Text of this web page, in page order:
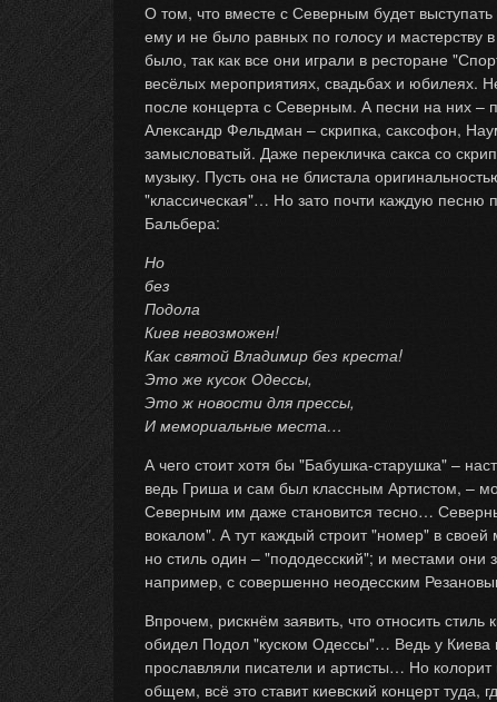
О том, что вместе с Северным будет
ему и не было равных по голосу и мастерству
было, так как все они играли в ресторане
весёлых мероприятиях, свадьбах и юбилеях.
после концерта с Северным. А песни на них –
Александр Фельдман – скрипка, саксофон,
замысловатый. Даже перекличка сакса со
музыку. Пусть она не блистала
"классическая"… Но зато почти каждую песню
Бальбера:
Но
без
Подола
Киев невозможен!
Как святой Владимир без креста!
Это же кусок Одессы,
Это ж новости для прессы,
И мемориальные места…
А чего стоит хотя бы "Бабушка-старушка" –
ведь Гриша и сам был классным Артистом, –
Северным им даже становится тесно…
вокалом". А тут каждый строит "номер" в
но стиль один – "пододесский"; и местами
например, с совершенно неодесским
Впрочем, рискнём заявить, что относить
обидел Подол "куском Одессы"… Ведь у Киева
прославляли писатели и артисты… Но
общем, всё это ставит киевский концерт туда,